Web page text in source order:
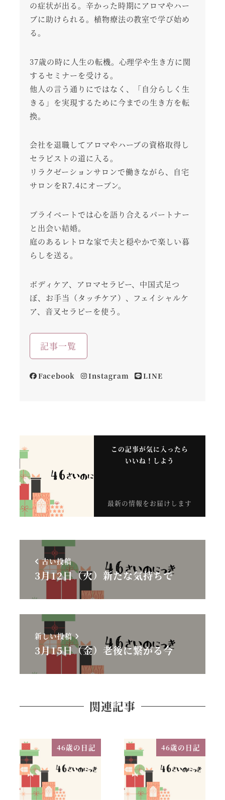
の症状が出る。辛かった時期にアロマやハー
ブに助けられる。植物療法の教室で学び始め
る。
37歳の時に人生の転機。心理学や生き方に関
するセミナーを受ける。
他人の言う通りにではなく、「自分らしく生
きる」を実現するために今までの生き方を転
換。
会社を退職してアロマやハーブの資格取得し
セラピストの道に入る。
リラクゼーションサロンで働きながら、自宅
サロンをR7.4にオープン。
プライベートでは心を語り合えるパートナー
と出会い結婚。
庭のあるレトロな家で夫と穏やかで楽しい暮
らしを送る。
ボディケア、アロマセラピー、中国式足つ
ぼ、お手当（タッチケア）、フェイシャルケ
ア、音叉セラピーを使う。
記事一覧
Facebook Instagram LINE
この記事が気に入ったら
いいね！しよう
最新の情報をお届けします
古い投稿
3月12日（火）新たな気持ちで
新しい投稿
3月15日（金）老後に繋がる今
関連記事
46歳の日記 46歳の日記